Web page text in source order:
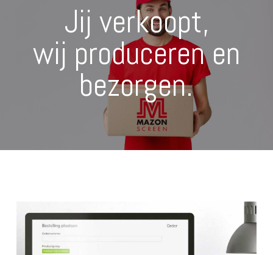
Jij verkoopt,
wij produceren en
bezorgen.